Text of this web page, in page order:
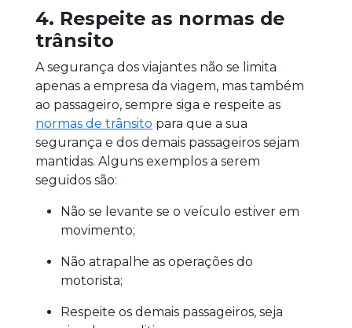
4. Respeite as normas de
trânsito
A segurança dos viajantes não se limita
apenas a empresa da viagem, mas também
ao passageiro, sempre siga e respeite as
normas de trânsito para que a sua
segurança e dos demais passageiros sejam
mantidas. Alguns exemplos a serem
seguidos são:
Não se levante se o veículo estiver em
movimento;
Não atrapalhe as operações do
motorista;
Respeite os demais passageiros, seja